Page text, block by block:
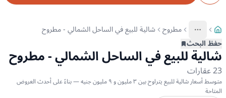
More
عرض المزيد من المسارات
مطروح شالية للبيع في الساحل الشمالي - مطروح
حفظ البحث
شالية للبيع في الساحل الشمالي - مطروح
23عقارات
متوسط أسعار شالية للبيع يتراوح بين ٣ مليون و ٩ مليون جنيه — بناءً على أحدث العروض
المتاحة